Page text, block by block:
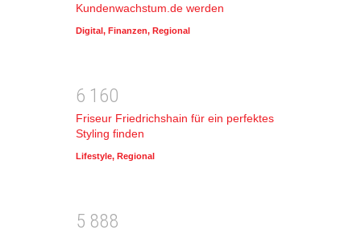
Kundenwachstum.de werden
Digital, Finanzen, Regional
6 1 60
Friseur Friedrichshain für ein perfektes
Styling finden
Lifestyle, Regional
5 888